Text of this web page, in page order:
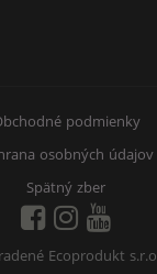
podmienky
osobných údajov
Spätný zber
Ecoprodukt s.r.o